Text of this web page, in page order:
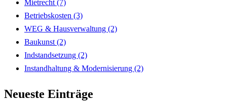
Mietrecht (7)
Betriebskosten (3)
WEG & Hausverwaltung (2)
Baukunst (2)
Indstandsetzung (2)
Instandhaltung & Modernisierung (2)
Neueste Einträge